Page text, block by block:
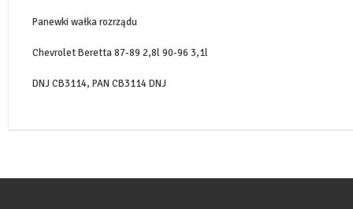
Panewki wałka rozrządu
Chevrolet Beretta 87-89 2,8l 90-96 3,1l
DNJ CB3114, PAN CB3114 DNJ